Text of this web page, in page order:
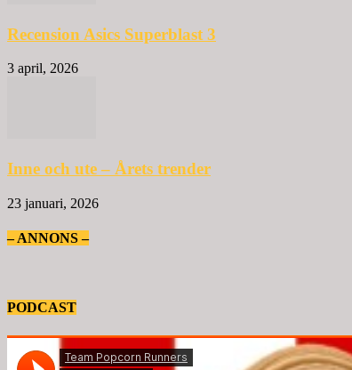
Recension Asics Superblast 3
3 april, 2026
Inne och ute – Årets trender
23 januari, 2026
– ANNONS –
PODCAST